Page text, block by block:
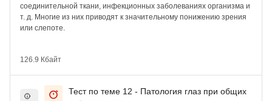
соединительной ткани, инфекционных заболеваниях организма и
т. д. Многие из них приводят к значительному понижению зрения
или слепоте.
126.9 Кбайт
Тест по теме 12 - Патология глаз при общих